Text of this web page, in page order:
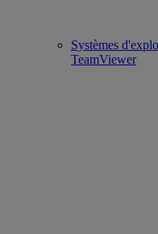
Systèmes
TeamViewer